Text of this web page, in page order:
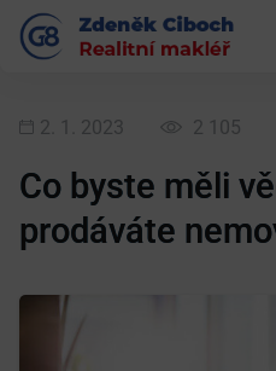
2. 1. 2023 2 105
Co byste měli
prodáváte